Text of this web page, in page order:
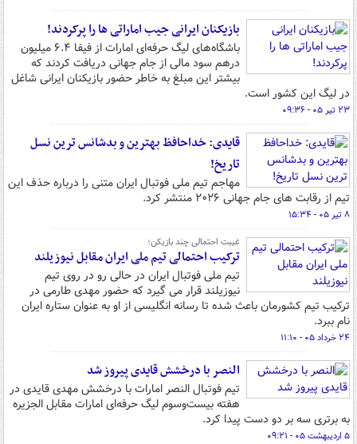
بازیکنان ایرانی جیب اماراتی ها را پرکردند!
باشگاه‌های لیگ حرفه‌ای امارات از فیفا ۶.۴ میلیون
درهم سود مالی از جام جهانی دریافت کردند که
بیشتر این مبلغ به خاطر حضور بازیکنان ایرانی شاغل
در لیگ این کشور است.
۲۳ تیر ۰۵ - ۰۹:۳۶
قایدی: خداحافظ بهترین و بدشانس ترین نسل
تاریخ!
مهاجم تیم ملی فوتبال ایران متنی را درباره حذف این
تیم از رقابت های جام جهانی ۲۰۲۶ منتشر کرد.
۸ تیر ۰۵ - ۱۵:۳۴
غیبت احتمالی چند بازیکن؛
ترکیب احتمالی تیم ملی ایران مقابل نیوزیلند
تیم ملی فوتبال ایران در حالی رو در روی تیم
نیوزیلند قرار می گیرد که حضور مهدی طارمی در
ترکیب تیم کشورمان باعث شده تا رسانه انگلیسی از او به عنوان ستاره ایران
نام ببرد.
۲۴ خرداد ۰۵ - ۱۱:۱۰
النصر با درخشش قایدی پیروز شد
تیم فوتبال النصر امارات با درخشش مهدی قایدی در
هفته بیست‌وسوم لیگ حرفه‌ای امارات مقابل الجزیره
به برتری سه بر دو دست پیدا کرد.
۵ اردیبهشت ۰۵ - ۰۹:۲۱